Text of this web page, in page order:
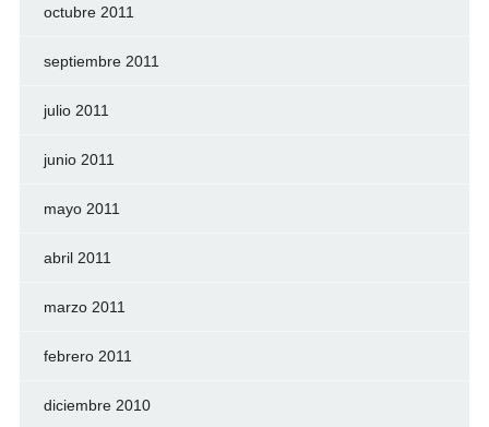
octubre 2011
septiembre 2011
julio 2011
junio 2011
mayo 2011
abril 2011
marzo 2011
febrero 2011
diciembre 2010